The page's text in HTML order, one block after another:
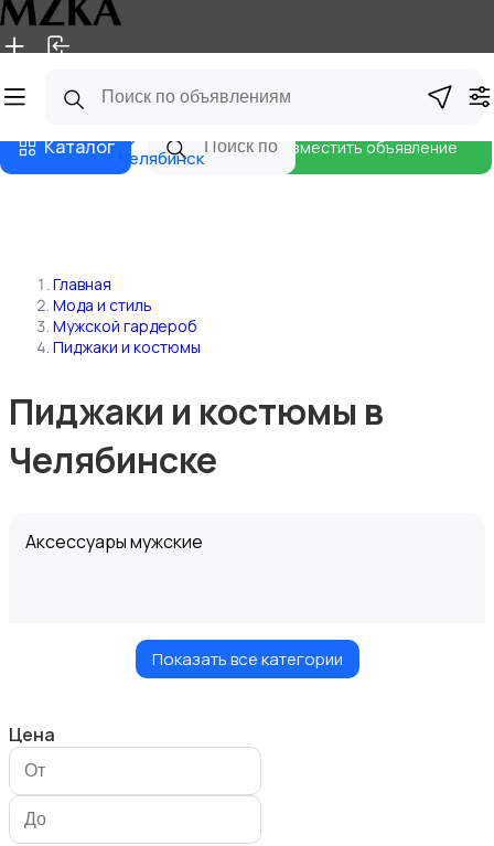
Главная Магазины
Каталог Челябинск
Разместить объявление
Главная
Мода и стиль
Мужской гардероб
Пиджаки и костюмы
Пиджаки и костюмы в
Челябинске
Аксессуары мужские
Показать все категории
Цена